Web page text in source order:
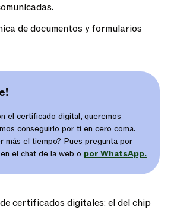
de documentos y formularios
el certificado digital, queremos
conseguirlo por ti en cero coma.
más el tiempo? Pues pregunta por
el chat de la web o por WhatsApp.
certificados digitales: el del chip